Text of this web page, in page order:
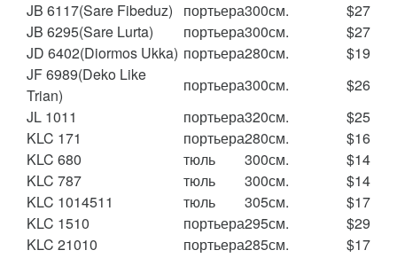
JB 6117(Sare Fibeduz)
портьера300см.
$27
JB 6295(Sare Lurta)
портьера300см.
$27
JD 6402(Diormos Ukka) портьера280см.
$19
JF 6989(Deko Like
Trian)
портьера300см.
$26
JL 1011
портьера320см.
$25
KLC 171
портьера280см.
$16
KLC 680
тюль 300см.
$14
KLC 787
тюль 300см.
$14
KLC 1014511
тюль 305см.
$17
KLC 1510
портьера295см.
$29
KLC 21010
портьера285см.
$17